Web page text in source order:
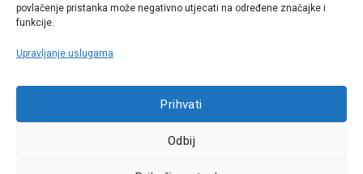
povlačenje pristanka može negativno utjecati na određene značajke i
funkcije.
Upravljanje uslugama
Prihvati
Odbij
Call centar
+38513030300